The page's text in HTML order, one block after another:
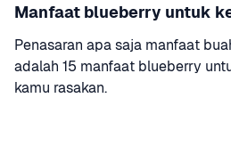
Manfaat blueberry untuk
Penasaran apa saja manfaat
adalah 15 manfaat blueberry
kamu rasakan.